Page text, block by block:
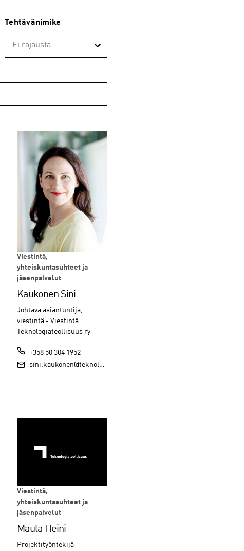
Tehtävänimike
Ei rajausta
Viestintä,
yhteiskuntasuhteet ja
jäsenpalvelut
Kaukonen Sini
Johtava asiantuntija,
viestintä - Viestintä
Teknologiateollisuus ry
+358 50 304 1952
sini.kaukonen@teknologiateollisuus.fi
Viestintä,
yhteiskuntasuhteet ja
jäsenpalvelut
Maula Heini
Projektityöntekijä -